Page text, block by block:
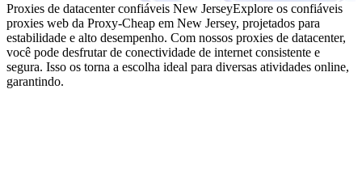
Proxies de datacenter confiáveis New JerseyExplore os confiáveis
proxies web da Proxy-Cheap em New Jersey, projetados para
estabilidade e alto desempenho. Com nossos proxies de datacenter,
você pode desfrutar de conectividade de internet consistente e
segura. Isso os torna a escolha ideal para diversas atividades online,
garantindo.